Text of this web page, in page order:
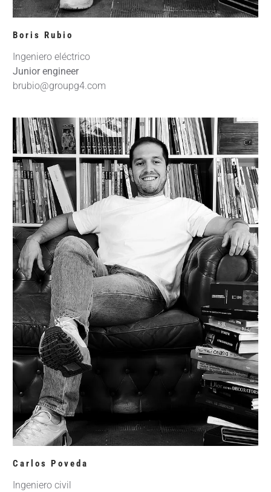
Boris Rubio
Ingeniero eléctrico
Junior engineer
brubio@groupg4.com
Carlos Poveda
Ingeniero civil